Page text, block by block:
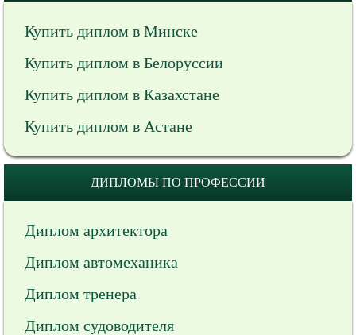
Купить диплом в Минске
Купить диплом в Белоруссии
Купить диплом в Казахстане
Купить диплом в Астане
ДИПЛОМЫ ПО ПРОФЕССИИ
Диплом архитектора
Диплом автомеханика
Диплом тренера
Диплом судоводителя